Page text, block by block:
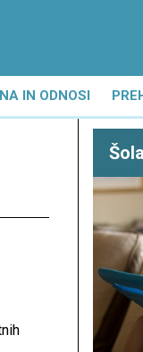
IN ODNOSI